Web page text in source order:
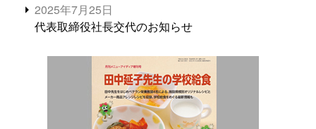
2025年7月25日
代表取締役社長交代のお知らせ